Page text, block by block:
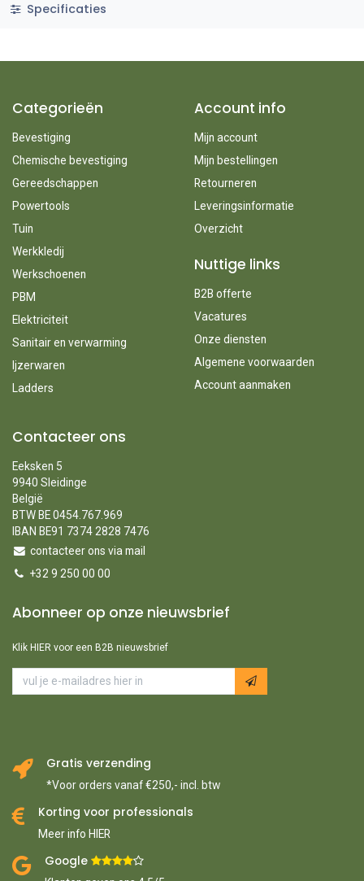
Specificaties
Categorieën
Bevestiging
Chemische bevestiging
Gereedschappen
Powertools
Tuin
Werkkledij
Werkschoenen
PBM
Elektriciteit
Sanitair en verwarming
Ijzerwaren
Ladders
Account info
Mijn account
Mijn bestellingen
Retourneren
Leveringsinformatie
Overzicht
Nuttige links
B2B offerte
Vacatures
Onze diensten
Algemene voorwaarden
Account aanmaken
Contacteer ons
Eeksken 5
9940 Sleidinge
België
BTW BE 0454.767.969
IBAN BE91 7374 2828 7476
contacteer ons via mail
+32 9 250 00 00
Abonneer op onze nieuwsbrief
Klik HIER voor een B2B nieuwsbrief
Gratis verzending
*Voor orders vanaf €250,- incl. btw
Korting voor professionals
Meer info HIER
Google ​